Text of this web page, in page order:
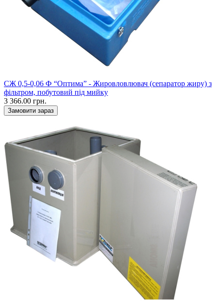
СЖ 0,5-0,06 Ф “Оптима” - Жировловлювач (сепаратор жиру) з
фільтром, побутовий під мийку
3 366.00 грн.
Замовити зараз